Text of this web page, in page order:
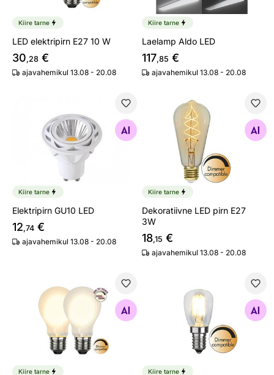
Kiire tarne
LED elektripirn E27 10 W
30,28 €
ajavahemikul 13.08 - 20.08
Kiire tarne
Laelamp Aldo LED
117,85 €
ajavahemikul 13.08 - 20.08
Elektripirn GU10 LED
Otsi sarnaseid
Kiire tarne
Elektripirn GU10 LED
12,74 €
ajavahemikul 13.08 - 20.08
Dekoratiivne LED pirn E27
Otsi sarnaseid
Kiire tarne
Dekoratiivne LED pirn E27
3W
18,15 €
ajavahemikul 13.08 - 20.08
LED elektripirn E27 4 W
Otsi sarnaseid
Kiire tarne
LED elektripirn E14 2,8 W
Otsi sarnaseid
Kiire tarne